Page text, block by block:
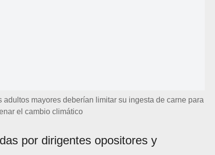
mayores deberían limitar su ingesta de carne para
el cambio climático
por dirigentes opositores y